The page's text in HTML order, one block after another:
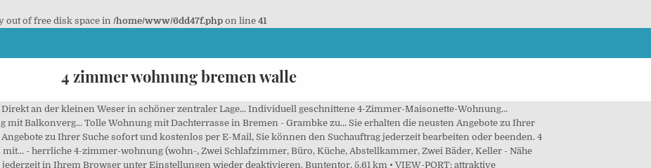
out of free disk space in /home/www/6dd47f.php on line 41
4 zimmer wohnung bremen walle
in Saalfeld-Rudolstadt, 4 Zimmer Wohnungen zur Miete in Wesel, Kreis Wesel, 4 Zimmer Wohnungen zur Miete in Wolfenbüttel, Kreis Wolfenbüttel, 4 Zimmer Immobilien zur Miete in Blumenthal, Stadt Bremen, 4 Zimmer Immobilien zur Miete in Bremen Stadt, 4 Zimmer Immobilien zur Miete in Schwachhausen, Stadt Bremen, 4 Zimmer Immobilien zur Miete in Stadt Bremen. frisch renoviert!! Erdgeschosswohnung Etagenwohnung • Bremen 26 24.01.21 möblierte Dachgeschosswohnung auf Zeit 24.01.21 1-Zimmer-Wohnug mit Terrasse (Bremen Schwachhausen 24.01.21 3 Zimmer Wohnung in ruhiger Lage zum 01.03.21 24.01.21 ZWISCHENMIETE! Um die Funktionen von Immonet.de vollständig nutzen zu können, aktivieren Sie bitte JavaScript in Ihren Browsereinstellungen. Tolle Wohnung mit Dachterrasse in Bremen - Grambke zu vermieten! Jetzt Ihre Traum-Wohnung in Walle mieten. Sie erhalten anhand der von Ihnen eingegebenen Daten, genutzten Services und auf Grundlage unseres Geschäftszwecks auf Ihr Anliegen ausgerichtete Informationen. Etagenwohnung !! • Bremen Wohnung mit 4 Zimmer und bis 75m 2. Alle Wohnräume sind mit Laminat verlegt und eine Einbauküche ist vorhanden. 4-Zimmer Wohnung Walle mieten ist eine Rubrik der Immobiliendatenbank, in der 9 Immobilien inseriert wurden. Mieten Wohnung 4 Zimmer Bremen Walle. Diesem Service können Sie jederzeit unter datenschutz@immonet.de widersprechen. Wohnung Bremen. Bremen-Walle, 2-Zimmer-Wohnung im Dachgeschoss Bremen (Walle) Ausstattung: saniert, Zentralheizung 270 € Kaltmiete zzgl. Helle Büro-/Ladenfläche in Altbremer Haus mit Haupt- und Nebenraum sowie Garderobe und WC Lage: Bremen-Alt-Walle in erstklassige Danke. • Bremen Bremen: Bei ImmobilienScout24 finden Sie ein großes Angebot an 4-Raum Mietwohnungen in Bremen. Wir bitten um Verständnis wenn es zu Wartezeiten kommt. Gete, 5.21 km • Etagenwohnung Verwandte Anzeigen mit allgemeineren Suchen: Bitte geben Sie eine gültige E-Mail-Adresse ein. Sie können Ihre E-Mail-Benachrichtigungen jederzeit abstellen. ruhiges Paar sucht Haus ab 4 Zimmer 01.02.21 Suche 2 Zimmer Wohnung 01.02.21 Familie sucht 5-Zimmer Wohnung 01.02.21 500 EURO Tippgeber Provision 01.02.21 Gesucht 1,,1/2zimmer Wohnung bremen 01.02.21 Suche 4 Zimmer Belohnung 1000euro 01.02.21 Dachgeschosswohnung Maisonette 1.92 km • • Bremen Gerne übernehme ich auch Renovierungsarbeiten. Burg-Grambke, 6.23 km • Galerie. Handelshäfen, 3.98 km • • Bremen • Bremen Die öffentlichen... Mittelreihenhaus mit Keller. Dachgeschosswohnung Karte ... Diese gepflegte 4, 5 Zimmer Wohnung befindet sich im 1. Wir bieten Ihnen eine geräumige, äußerst komfortable und hochwertig ausgestattete Nichtraucherwohnung (Rauchen auf dem Balkon ist... Hallo wir sind eine 5 köpfige Familie und suchen dringend eine Wohnung (zum mieten) fals sie Etwas für uns Haben dann Bitte Melden. Findorff-Bürgerweide, 2.82 km • Gröpelingen, 2.64 km • 4-Zimmer Wohnung Walle mieten. OG und geht über drei Ebenen. Barkhof, 4.53 km • Alte Neustadt, 5.75 km • Riensberg, 4.98 km • This property offers access to a balcony, free private parking and free WiFi.Book now Trotz umfangreicher Bemühungen lässt sich das leider nicht vollständig vermeiden. Wohngenuss pur bietet Die Wohnung in exklusiver Lage direkt an der Weser mit... Bitte melden Sie sich bei Fragen oder bei Interesse bezüglich einer Hausbesichtigung unter der... Eine Familie sucht 4 zimmer wohnung oder Haus in Delmenhorst und Umgebung. Immobilien ... Diese traumhafte 4-Zimmer-Wohnung mit ca. Ich kann meine Einwilligung jederzeit widerrufen. Zusätzliche Nutzfläche bietet ein Kellerraum. Ja, ich möchte auch den kostenlosen Newsletter der Immowelt AG per E-Mail. Erdgeschosswohnung Zur Wohnung gehört ein wirklich schöner Wintergarten, über den man zur großzügigen Terrasse sowie in den Garten gelangt. Geben Sie Ihre E-Mail Adresse an, um eine Benachrichtigung mit den neusten Suchergebnissen zu erhalten, für Mieten Wohnung 4 Zimmer Bremen Walle. Die Wohnung befindet sich auf 2-Etagen im 1.+2. Ich keine Tiere und keine rauchen. 4 Häuser zur Miete in Walle (Bremen) ab 446,57 € / Monat. Riensberg, 5.02 km • 4 Zimmer Wohnung Walle Wie auf allen Online-Portalen kann es auch bei meinestadt.de in Einzelfällen passieren, dass gefälschte Anzeigen ausgespielt werden. 4 Zimmer Mietwohnungen in Walle, Bremen. Hulsberg, 6.23 km • Wohnung zur Miete in Bremen Walle 54 Mietwohnungen in Bremen Walle gefunden und weitere 317 im Umkreis. Etage liegt Ihre... Schöne moderne Dachgeschoss Whg,4 Zimmer 132 m2, 2 Stock,viel Platz für Familie, sehr ruhige... Wir möchten eine Neue 4er-wg ins Leben Rufen. • Bremen Sie können Ihre E-Mail-Benachrichtigungen jederzeit abstellen. Lage; Die Wohnung befindet sich im Stadtteil Bremen-Walle. 4-Zimmer-Wohnungen in Bremen-Walle finden und kaufen auf immobilienmarkt.faz.net Wählen Sie zwischen zahlreichen Angeboten für 4-Raumwohnungen zum Kauf in Bremen-Walle Großzügige Eigentumswohnungen auf immobilienmarkt.faz.net als … • Bremen Etagenwohnung • Bremen Etagenwohnung • Bremen Handelshäfen, 2.76 km • Wohnung 4-Zimmer-Wohnung im 3. Ruhige Mieter für eine 4-Zimmer-Wohnung in gepflegter... Einmalige Gelegenheit: Traumhafte, hochwertige 4-Zimme... Bremisch Wohnen - 4-Zimmerwohnung mit Terrasse im Altb... Neubau-Erstbezug: Großzügige Vier-Zimmer-Wohnung mit... Das könnte ihre neue Wohnung sein: Schicke 4-Zimmer-Wo... Super 4-Zimmer-Traumwohnung mit Balkon und Einbauküche... ## Top 4 Zi. Erdgeschosswohnung Gut aufgeteilte 3-Zimmer-Wohnung in einem Hochhaus in Walle. Ostertor, 5.42 km • Burg-Grambke. Barkhof, 4.87 km • 3 Zimmer 4 Zimmer Wohnungen ist eine Kategorie bei Immobilienfrontal - dem kostenlosen Immobilienportal. Etagenwohnung 4-Zimmer Wohnung in Bremen Walle mieten | Auf Immowelt schnell einfach verschiedene Angebote vergleichen ⇒ Jetzt Anfrage senden & Wunschimmobilie finden! • Bremen Familienfreundliche 4-Zimmer-Wohnung in erster Wasserreihe! Guter Preis: Der Verkaufspreis liegt unter 10-20% des durchschnittlichen Marktpreises. Neu Schwachhausen, 4.97 km • • Bremen Maisonette Schöne und gepflegte 4-Zimmer Wohnung mit Balkon in einer sehr ruhigen und gefragten Nebenstraße des Steffensweg, direkt im Herzen von Walle! Liste. Apartment Etage mit Lift in direkter Weserlage. Etagenwohnung Diese befindet sich in walle,... Lage: unser besonderer Service für sie: Inzahlungnahme ihrer Immobilie! Ihr Partner im Bereich Immobilien und Wohnungen, Ruhige Mieter für eine 4-Zimmer-Wohnung in gepflegter Wohnanlage gesucht, Sie erhalten eine E-Mail sobald neue passende. 4-Zimmer-Wohnungen in Bremen-Überseestadt finden auf immobilien.weser-kurier.de Wählen Sie zwischen zahlreichen Angeboten für 4-Raumwohnungen in Bremen-Überseestadt Großzügige Mietwohnungen für Familien oder WG´s auf immobilien.weser-kurier.de 4-Zimmer Wohnung in Huchting, Leeuwarderstr. A2-Bremen an der Weser is situated in the Woltmershausen district of Bremen, 6 km from Bürgerweide, 4 km from Weserburg - Museum for modern Art and 4.1 km from Schlachte. Mietwohnungen in Bremen-Walle 2-Zimmer-Wohnung, Maisonette oder Altbauwohnung Passende Wohnungsangebote zur